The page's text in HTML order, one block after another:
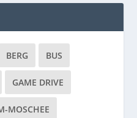
BERG BUS
GAME DRIVE
MOSCHEE